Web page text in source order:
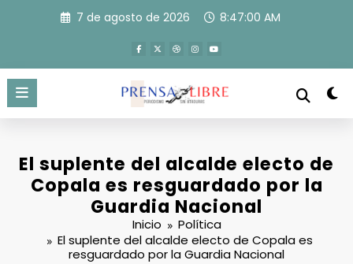
7 de agosto de 2026 8:47:01 AM
El suplente del alcalde electo de
Copala es resguardado por la
Guardia Nacional
Inicio
Política
El suplente del alcalde electo de Copala es
resguardado por la Guardia Nacional